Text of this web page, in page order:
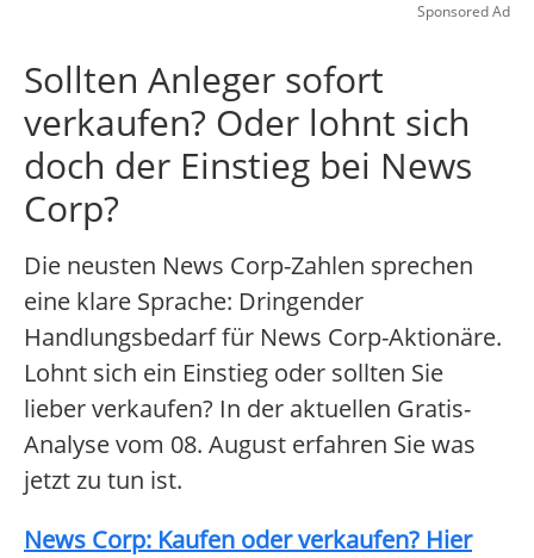
Sponsored Ad
Sollten Anleger sofort
verkaufen? Oder lohnt sich
doch der Einstieg bei News
Corp?
Die neusten News Corp-Zahlen sprechen
eine klare Sprache: Dringender
Handlungsbedarf für News Corp-Aktionäre.
Lohnt sich ein Einstieg oder sollten Sie
lieber verkaufen? In der aktuellen Gratis-
Analyse vom 08. August erfahren Sie was
jetzt zu tun ist.
News Corp: Kaufen oder verkaufen? Hier